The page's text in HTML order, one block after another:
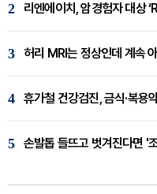
2 리엔에이치, 암경험자 대상
3 허리 MRI는 정상인데 계속
4 휴가철 건강검진, 금식·복용
5 손발톱 들뜨고 벗겨진다면 '